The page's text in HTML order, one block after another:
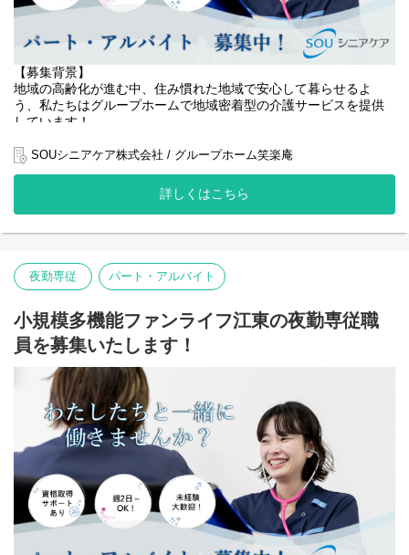
・夜間帯の排泄介助・コール対応
・必要に応じた体位変換・見守り
・記録業務（夜間の状態・介助内容の記録）
・緊急時の初期対応および管理者への報告
・朝の起床介助、整容、朝食準備の補助
・朝の申し送り（引き継ぎ）
・施設内の簡易清掃・整理整頓
【募集背景】
地域の高齢化が進む中、住み慣れた地域で安心して暮らせるよ
う、私たちはグループホームで地域密着型の介護サービスを提供
しています！
近年、利用者様のニーズがますます高まり、お一人おひとりに寄
り添ったきめ細やかなケアが求められています。
私たちは、利用者様の尊厳を大切にし、その方らしい生活を支え
ることに力を注いでいます。
を築き、心豊かな毎日を過ごしていただけるよう努めています。
また、従業員が安心して長く働ける環境づくりにも力を入れてお
り、質の高いサービス提供体制の構築と地域社会への貢献を目指
しています。
熱意あるあなたのご応募をお待ちしています。
【役割（夜勤専従）】
グループホームにおける 夜間帯の介護業務全般 を担当していただ
きます。
利用者様が安心して夜間を過ごせるよう、見守り・介助・緊急時
対応を中心に支援します。
【主な業務内容】
・夜間の巡視・安否確認
・就寝前後の介助（排泄・移乗・服薬確認など）
・夜間帯の排泄介助・コール対応
SOUシニアケア株式会社 / グループホーム笑楽庵
詳しくはこちら
夜勤専従 パート・アルバイト
小規模多機能ファンライフ江東の夜勤専従職
員を募集いたします！